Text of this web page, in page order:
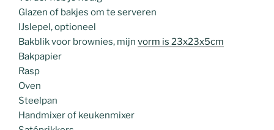
Glazen of bakjes om te serveren
IJslepel, optioneel
Bakblik voor brownies, mijn vorm is 23x23x5cm
Bakpapier
Rasp
Oven
Steelpan
Handmixer of keukenmixer